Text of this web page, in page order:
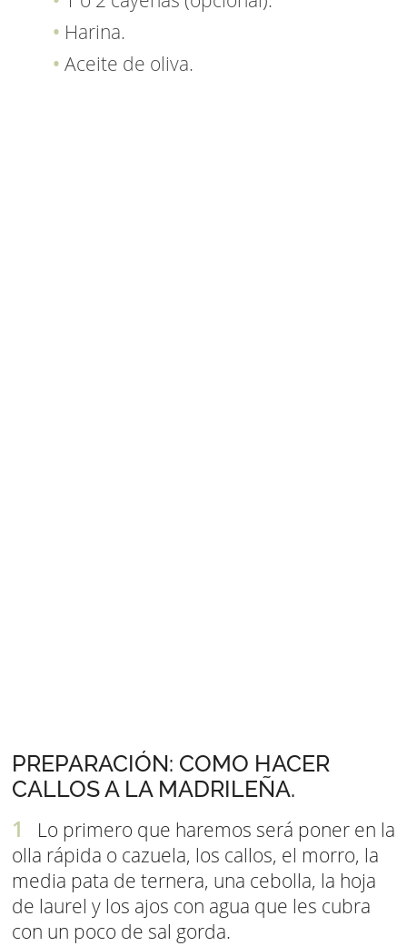
Harina.
Aceite de oliva.
PREPARACIÓN: COMO HACER
CALLOS A LA MADRILEÑA.
Lo primero que haremos será poner en la
olla rápida o cazuela, los callos, el morro, la
media pata de ternera, una cebolla, la hoja
de laurel y los ajos con agua que les cubra
con un poco de sal gorda.